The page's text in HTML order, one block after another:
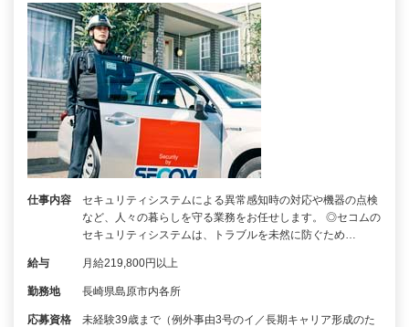
仕事内容
セキュリティシステムによる異常感知時の対応や機器の点検
など、人々の暮らしを守る業務をお任せします。 ◎セコムの
セキュリティシステムは、トラブルを未然に防ぐため…
給与 月給219,800円以上
勤務地 長崎県島原市内各所
応募資格
未経験39歳まで（例外事由3号のイ／長期キャリア形成のた